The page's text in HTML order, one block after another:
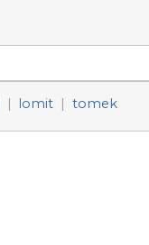
| lomit | tomek